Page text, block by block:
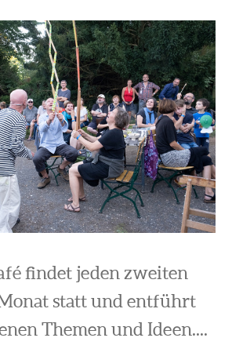
findet jeden zweiten
statt und entführt
Themen und Ideen....